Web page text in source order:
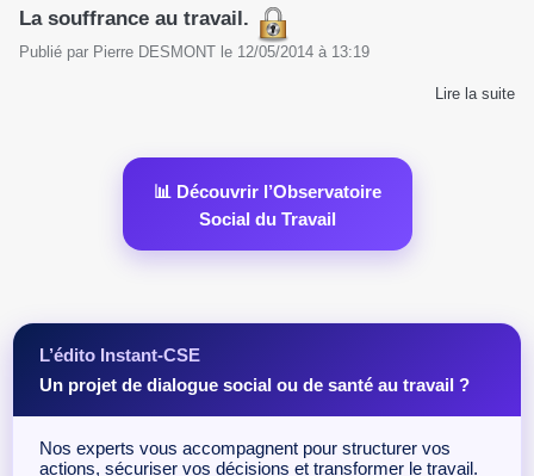
La souffrance au travail.
Publié par Pierre DESMONT le 12/05/2014 à 13:19
Lire la suite
📊 Découvrir l’Observatoire
Social du Travail
L’édito Instant-CSE
Un projet de dialogue social ou de santé au travail ?
Nos experts vous accompagnent pour structurer vos
actions, sécuriser vos décisions et transformer le travail.